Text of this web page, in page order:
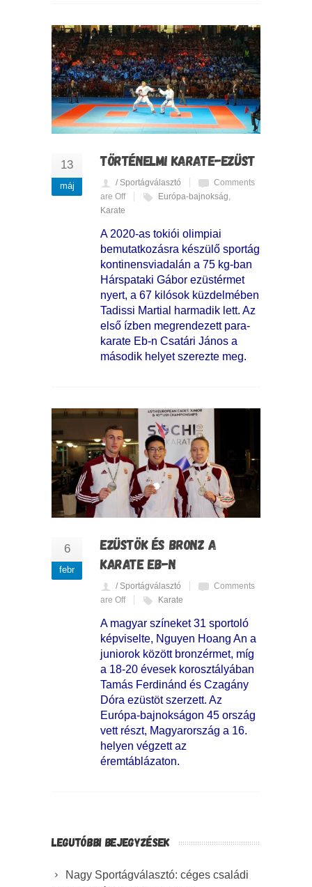
13
máj
TÖRTÉNELMI KARATE-EZÜST
/ Sportágválasztó
Comments
are Off
Európa-bajnokság,
Karate
A 2020-as tokiói olimpiai
bemutatkozásra készülő sportág
kontinensviadalán a 75 kg-ban
Hárspataki Gábor ezüstérmet
nyert, a 67 kilósok küzdelmében
Tadissi Martial harmadik lett. Az
első ízben megrendezett para-
karate Eb-n Csatári János a
második helyet szerezte meg.
6
febr
EZÜSTÖK ÉS BRONZ A
KARATE EB-N
/ Sportágválasztó
Comments
are Off
Karate
A magyar színeket 31 sportoló
képviselte, Nguyen Hoang An a
juniorok között bronzérmet, míg
a 18-20 évesek korosztályában
Tamás Ferdinánd és Czagány
Dóra ezüstöt szerzett. Az
Európa-bajnokságon 45 ország
vett részt, Magyarország a 16.
helyen végzett az
éremtáblázaton.
LEGUTÓBBI BEJEGYZÉSEK
Nagy Sportágválasztó: céges családi